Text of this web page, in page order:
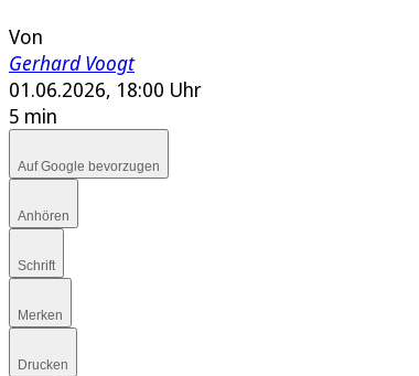
Von
Gerhard Voogt
01.06.2026, 18:00 Uhr
5 min
Auf Google bevorzugen
Anhören
Schrift
Merken
Drucken